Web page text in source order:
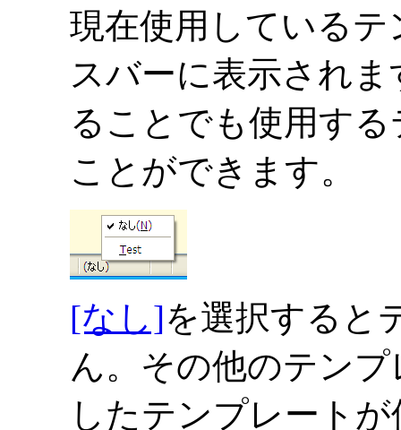
現在使用している
スバーに表示され
ることでも使用す
ことができます。
[なし]を選択すると
ん。その他のテン
したテンプレート